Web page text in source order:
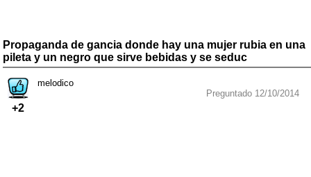
Propaganda de gancia donde hay una mujer rubia en una
pileta y un negro que sirve bebidas y se seduc
+2
melodico
Preguntado 12/10/2014